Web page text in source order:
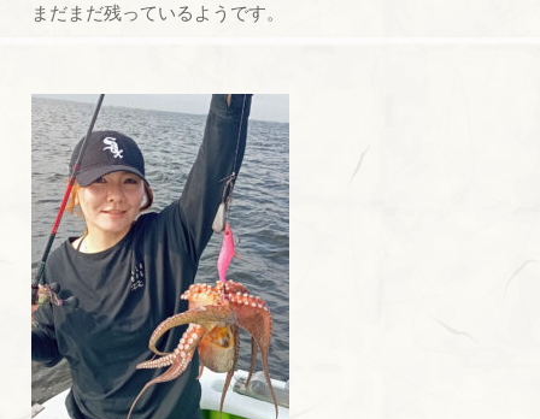
まだまだ残っているようです。